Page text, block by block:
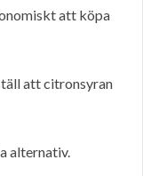
att köpa
att citronsyran
alternativ.